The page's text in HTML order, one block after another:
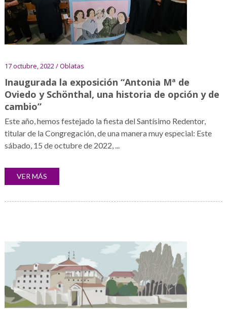
17 octubre, 2022 / Oblatas
Inaugurada la exposición “Antonia Mª de
Oviedo y Schönthal, una historia de opción y de
cambio”
Este año, hemos festejado la fiesta del Santísimo Redentor,
titular de la Congregación, de una manera muy especial: Este
sábado, 15 de octubre de 2022, ...
VER MÁS